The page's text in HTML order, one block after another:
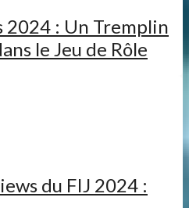
2024 : Un Tremplin
le Jeu de Rôle
du FIJ 2024 :